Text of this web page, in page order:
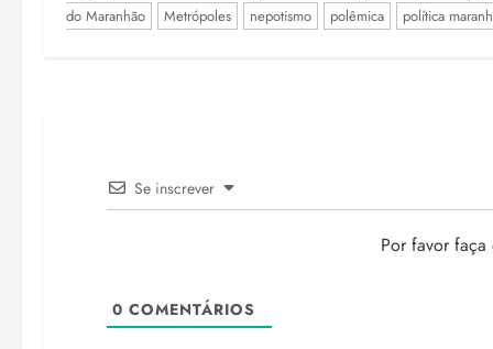
do Maranhão
Metrópoles nepotismo polêmica política
Se inscrever
Por favor
0 COMENTÁRIOS